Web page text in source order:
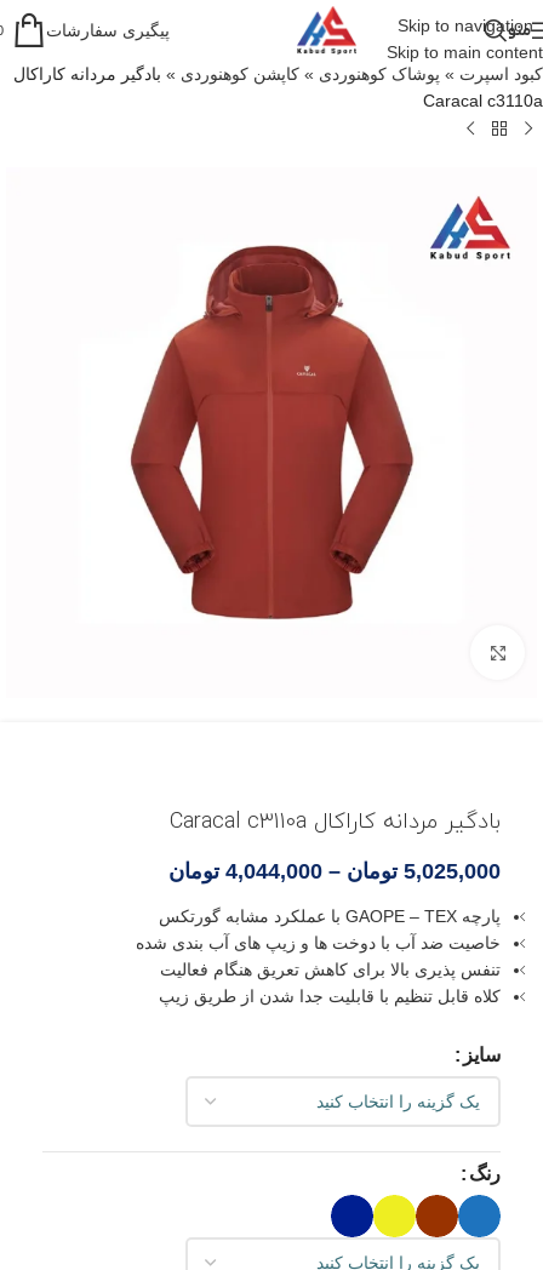
Skip to navigation
Skip to main content
منو پیگیری سفارشات
کبود اسپرت » پوشاک کوهنوردی » کاپشن کوهنوردی » بادگیر مردانه کاراکال
Caracal c3110a
بادگیر مردانه کاراکال Caracal c3110a
5,025,000 تومان –
4,044,000 تومان
پارچه GAOPE – TEX با عملکرد مشابه گورتکس
خاصیت ضد آب با دوخت ها و زیپ های آب بندی شده
تنفس پذیری بالا برای کاهش تعریق هنگام فعالیت
کلاه قابل تنظیم با قابلیت جدا شدن از طریق زیپ
سایز
رنگ